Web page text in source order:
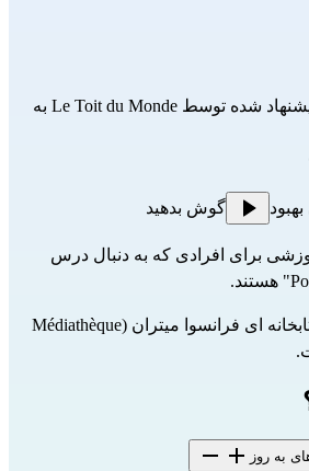
شده توسط Le Toit du Monde به
گوش بدهید
برای افرادی که به دنبال درس
دفتر Infolang در داخل کتابخانه ای فرانسوا میتران (Médiathèque
به روز